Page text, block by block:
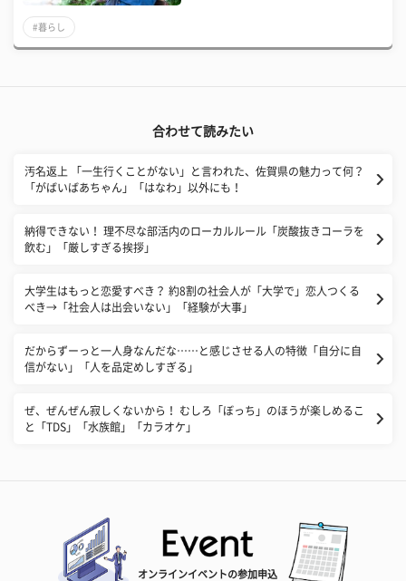
#暮らし
合わせて読みたい
汚名返上 「一生行くことがない」と言われた、佐賀県の魅力って何？
「がばいばあちゃん」「はなわ」以外にも！
納得できない！ 理不尽な部活内のローカルルール「炭酸抜きコーラを
飲む」「厳しすぎる挨拶」
大学生はもっと恋愛すべき？ 約8割の社会人が「大学で」恋人つくる
べき→「社会人は出会いない」「経験が大事」
だからずーっと一人身なんだな……と感じさせる人の特徴「自分に自
信がない」「人を品定めしすぎる」
ぜ、ぜんぜん寂しくないから！ むしろ「ぼっち」のほうが楽しめるこ
と「TDS」「水族館」「カラオケ」
オンラインイベントの参加申込